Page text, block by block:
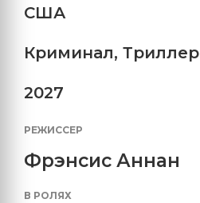
США
Криминал, Триллер
2027
РЕЖИССЕР
Фрэнсис Аннан
В РОЛЯХ